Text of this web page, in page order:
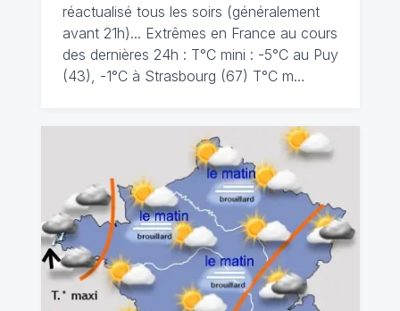
réactualisé tous les soirs (généralement
avant 21h)... Extrêmes en France au cours
des dernières 24h : T°C mini : -5°C au Puy
(43), -1°C à Strasbourg (67) T°C m…